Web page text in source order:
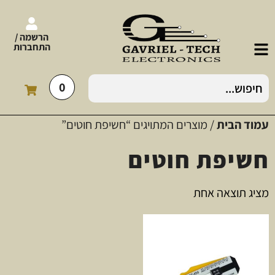
הרשמה /
התחברות
0
עמוד הבית/ מוצרים המתויגים “חשיפת חוטים”
חשיפת חוטים
מציג תוצאה אחת